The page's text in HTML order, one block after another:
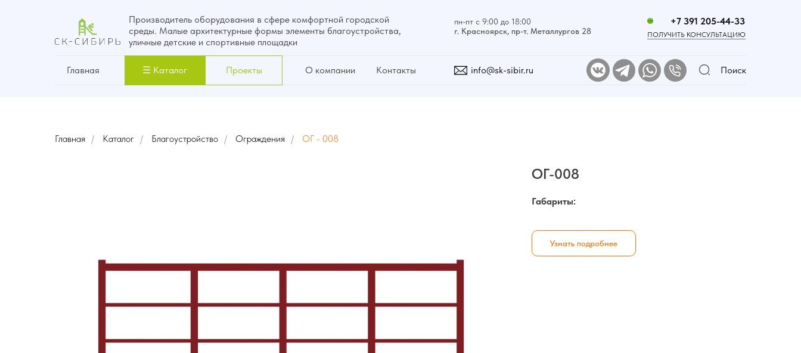
info@sk-sibir.ru
Производитель оборудования в сфере комфортной городской
среды. Малые архитектурные формы элементы благоустройства,
уличные детские и спортивные площадки
О компании Контакты
Главная
ПОЛУЧИТЬ КОНСУЛЬТАЦИЮ
☰ Каталог Проекты
+7 391 205-44-33
Поиск
пн-пт с 9:00 до 18:00
г. Красноярск, пр-т. Металлургов 28
Главная / Каталог / Благоустройство / Ограждения / ОГ - 008
ОГ-008
Габариты:
Узнать подробнее